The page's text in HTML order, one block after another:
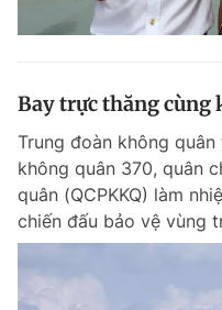
Bay trực thăng cùng
Trung đoàn không
không quân 370, quân
quân (QCPKKQ) làm
chiến đấu bảo vệ vùng